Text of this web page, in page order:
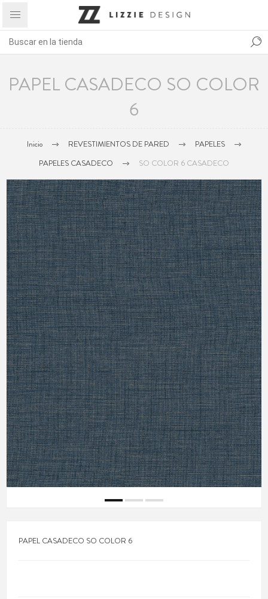
PAPEL CASADECO SO COLOR
6
Inicio REVESTIMIENTOS DE PARED
PAPELES
PAPELES CASADECO
SO COLOR 6 CASADECO
PAPEL CASADECO SO COLOR 6